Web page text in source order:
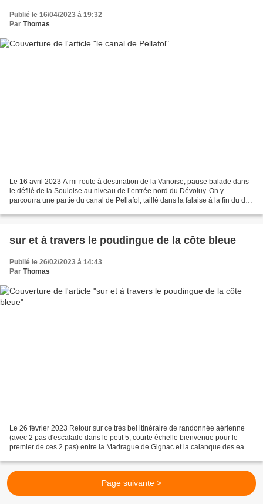
Publié le 16/04/2023 à 19:32
Par Thomas
Le 16 avril 2023 A mi-route à destination de la Vanoise, pause balade dans
le défilé de la Souloise au niveau de l’entrée nord du Dévoluy. On y
parcourra une partie du canal de Pellafol, taillé dans la falaise à la fin du dix-
sur et à travers le poudingue de la côte bleue
Publié le 26/02/2023 à 14:43
Par Thomas
Le 26 février 2023 Retour sur ce très bel itinéraire de randonnée aérienne
(avec 2 pas d'escalade dans le petit 5, courte échelle bienvenue pour le
premier de ces 2 pas) entre la Madrague de Gignac et la calanque des eaux
Page suivante >